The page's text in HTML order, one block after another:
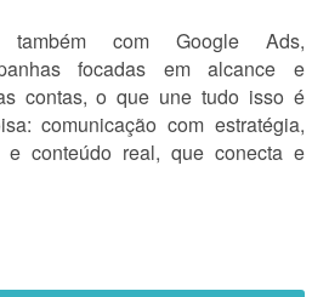
também com Google Ads,
focadas em alcance e
contas, o que une tudo isso é
comunicação com estratégia,
e conteúdo real, que conecta e